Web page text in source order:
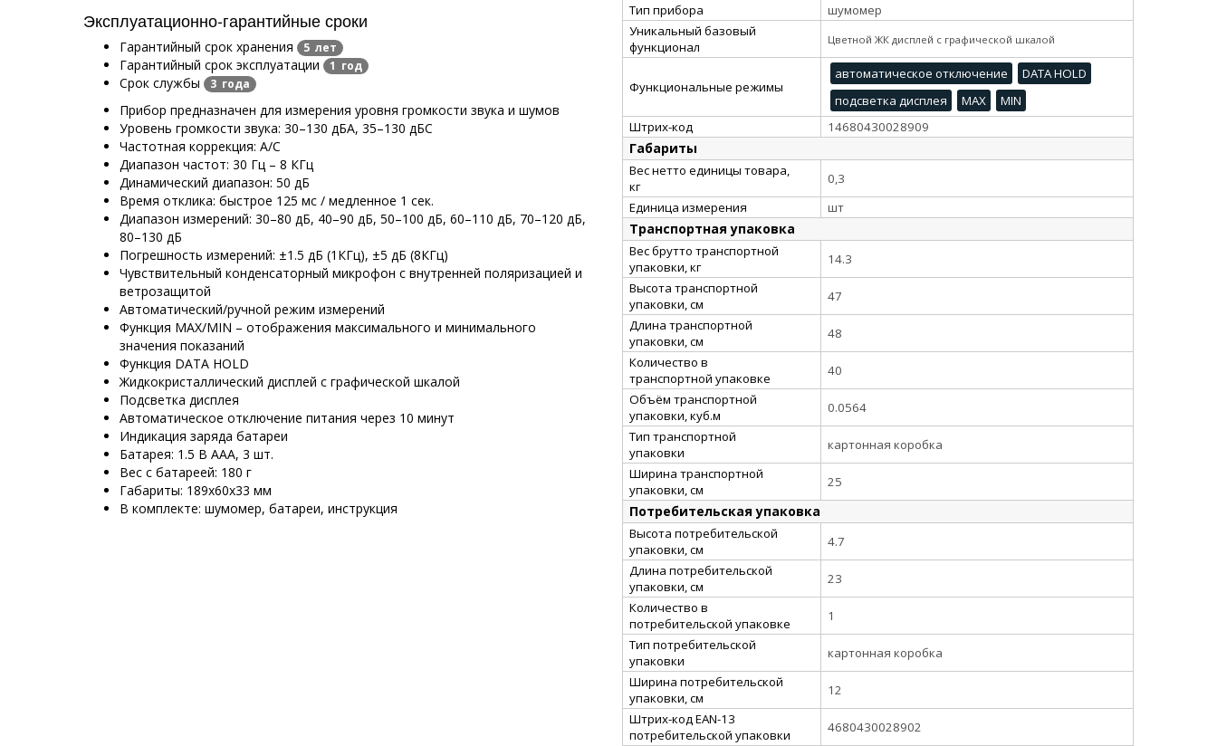
Эксплуатационно-гарантийные сроки
Гарантийный срок хранения 5 лет
Гарантийный срок эксплуатации 1 год
Срок службы 3 года
Прибор предназначен для измерения уровня громкости звука и шумов
Уровень громкости звука: 30–130 дБА, 35–130 дБС
Частотная коррекция: А/С
Диапазон частот: 30 Гц – 8 КГц
Динамический диапазон: 50 дБ
Время отклика: быстрое 125 мс / медленное 1 сек.
Диапазон измерений: 30–80 дБ, 40–90 дБ, 50–100 дБ, 60–110 дБ, 70–120 дБ,
80–130 дБ
Погрешность измерений: ±1.5 дБ (1КГц), ±5 дБ (8КГц)
Чувствительный конденсаторный микрофон с внутренней поляризацией и
ветрозащитой
Автоматический/ручной режим измерений
Функция MAX/MIN – отображения максимального и минимального
значения показаний
Функция DATA HOLD
Жидкокристаллический дисплей с графической шкалой
Подсветка дисплея
Автоматическое отключение питания через 10 минут
Индикация заряда батареи
Батарея: 1.5 В АAА, 3 шт.
Вес с батареей: 180 г
Габариты: 189х60х33 мм
В комплекте: шумомер, батареи, инструкция
Тип прибора
шумомер
Уникальный базовый
функционал
Цветной ЖК дисплей с графической шкалой
Функциональные режимы
автоматическое отключение
DATA HOLD
подсветка дисплея
MAX
MIN
Штрих-код
14680430028909
Габариты
Вес нетто единицы товара,
кг
0,3
Единица измерения
шт
Транспортная упаковка
Вес брутто транспортной
упаковки, кг
14.3
Высота транспортной
упаковки, см
47
Длина транспортной
упаковки, см
48
Количество в
транспортной упаковке
40
Объём транспортной
упаковки, куб.м
0.0564
Тип транспортной
упаковки
картонная коробка
Ширина транспортной
упаковки, см
25
Потребительская упаковка
Высота потребительской
упаковки, см
4.7
Длина потребительской
упаковки, см
23
Количество в
потребительской упаковке
1
Тип потребительской
упаковки
картонная коробка
Ширина потребительской
упаковки, см
12
Штрих-код EAN-13
потребительской упаковки
4680430028902